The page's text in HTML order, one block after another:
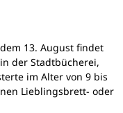
13. August findet
der Stadtbücherei,
im Alter von 9 bis
Lieblingsbrett- oder